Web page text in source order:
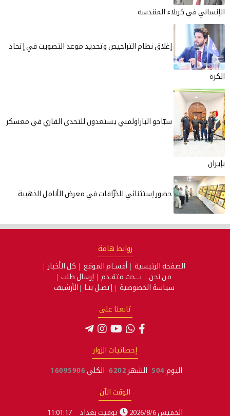
الإنساني في كربلاء المقدسة
إغلاق نظام التراخيص وتحديد موعد التصويت في إتحاد
الكرة
سبّاحو الباراولمبي يستعدون للتحدي القاري في معسكر
بإيران
حضور إستثنائي للخزّافات في معرض الأنامل الذهبية
روابط هامة
الصفحة الرئيسية أقسـام الموقع
كل الأخبار
من نحن
بـــحث متقـدم
إرسال طلب
سياسة الخصوصية
إتصـل بنـا الأرشيف
تابعنا على
إحصائيات الزوار
اليوم 504 الشهر 6202 الكلي 16095906
الوقت الآن
الخميس 2026/8/6 توقيت بغداد 11:01:18